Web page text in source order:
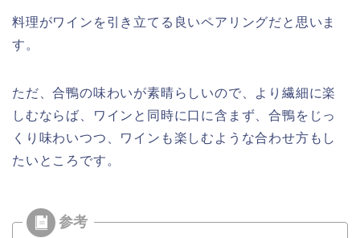
料理がワインを引き立てる良いペアリングだと思いま
す。
ただ、合鴨の味わいが素晴らしいので、より繊細に楽
しむならば、ワインと同時に口に含まず、合鴨をじっ
くり味わいつつ、ワインも楽しむような合わせ方もし
たいところです。